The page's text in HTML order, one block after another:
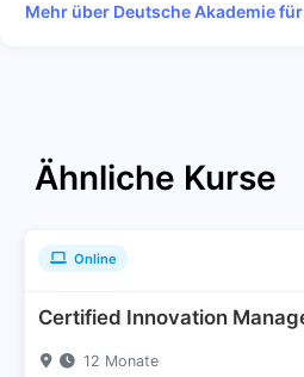
Mehr über Deutsche Akademie
Ähnliche Kurse
Online
Certified Innovation
12 Monate